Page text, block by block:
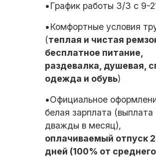
•График работы 3/3 с 9-
•Комфортные условия
(теплая и чистая
бесплатное питание,
раздевалка, душевая,
одежда и обувь)
•Официальное
белая зарплата (выплата
дважды в месяц),
оплачиваемый отпуск
дней (100% от среднего